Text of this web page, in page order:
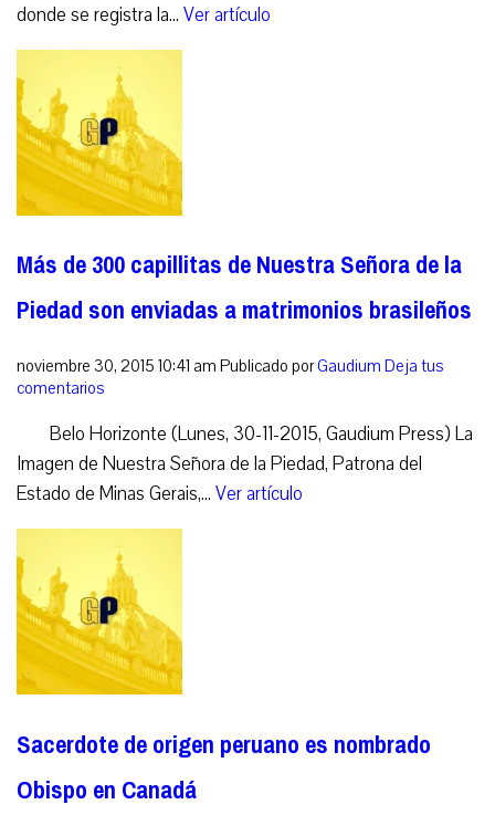
donde se registra la... Ver artículo
Más de 300 capillitas de Nuestra Señora de la
Piedad son enviadas a matrimonios brasileños
noviembre 30, 2015 10:41 am Publicado porGaudium Deja tus
comentarios
Belo Horizonte (Lunes, 30-11-2015, Gaudium Press) La
Imagen de Nuestra Señora de la Piedad, Patrona del
Estado de Minas Gerais,... Ver artículo
Sacerdote de origen peruano es nombrado
Obispo en Canadá